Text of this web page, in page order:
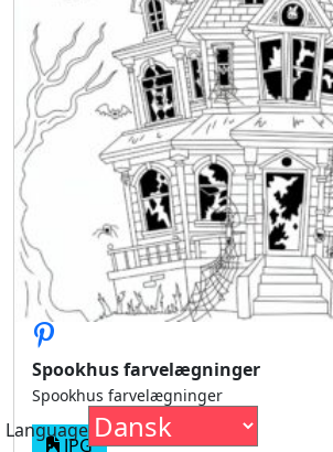
Spookhus farvelægninger
Spookhus farvelægninger
JPG
Language